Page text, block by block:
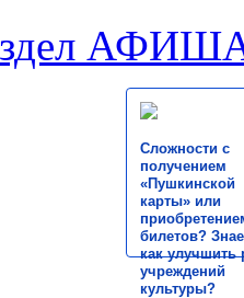
Сложности с
получением
«Пушкинской
карты» или
билетов?
как улучшить
учреждений
культуры?